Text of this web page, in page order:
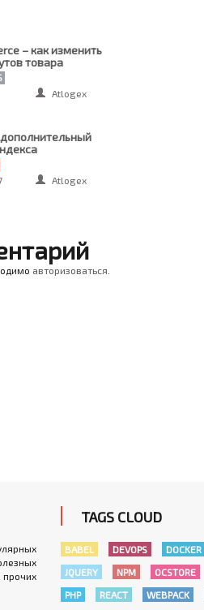
– как изменить
товара
Atlogex
Atlogex
авторизоваться
TAGS CLOUD
BABEL DEVOPS DOCKER
JQUERY
NPM OCSTORE
PHP
REACT WEBPACK